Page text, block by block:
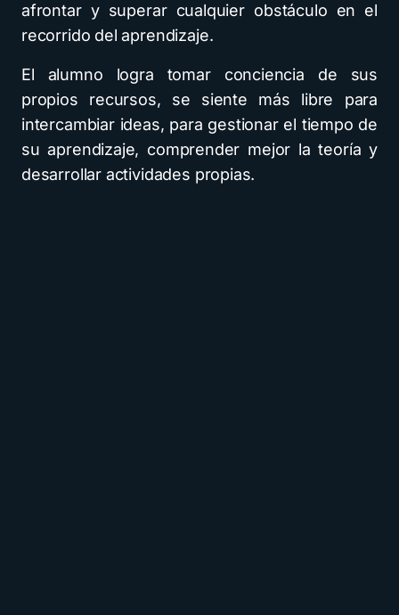
afrontar y superar cualquier obstáculo en el
recorrido del aprendizaje.
El alumno logra tomar conciencia de sus
propios recursos, se siente más libre para
intercambiar ideas, para gestionar el tiempo de
su aprendizaje, comprender mejor la teoría y
desarrollar actividades propias.